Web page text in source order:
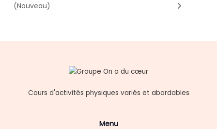
(Nouveau)
Cours d'activités physiques variés et abordables
Menu